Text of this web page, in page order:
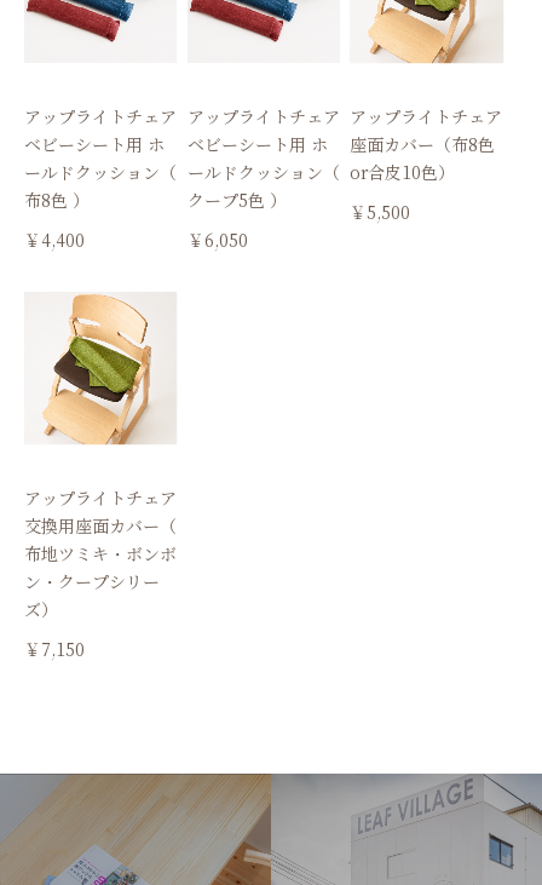
アップライトチェア
ベビーシート用 ホ
ールドクッション（
布8色 ）
￥4,400
アップライトチェア
ベビーシート用 ホ
ールドクッション（
クープ5色 ）
￥6,050
アップライトチェア
座面カバー（布8色
or合皮10色）
￥5,500
アップライトチェア
交換用座面カバー（
布地ツミキ・ボンボ
ン・クープシリー
ズ）
￥7,150